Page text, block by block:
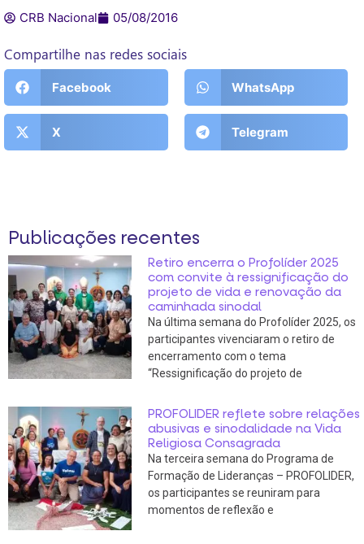
CRB Nacional 05/08/2016
Compartilhe nas redes sociais
Facebook WhatsApp
X Telegram
Publicações recentes
Retiro encerra o Profolíder 2025
com convite à ressignificação do
projeto de vida e renovação da
caminhada sinodal
Na última semana do Profolíder 2025, os
participantes vivenciaram o retiro de
encerramento com o tema
“Ressignificação do projeto de
PROFOLIDER reflete sobre relações
abusivas e sinodalidade na Vida
Religiosa Consagrada
Na terceira semana do Programa de
Formação de Lideranças – PROFOLIDER,
os participantes se reuniram para
momentos de reflexão e